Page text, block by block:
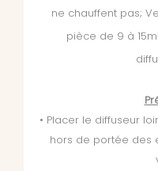
ne chauffent pas;
pièce de 9 à
• Placer le diffuseur
hors de portée des